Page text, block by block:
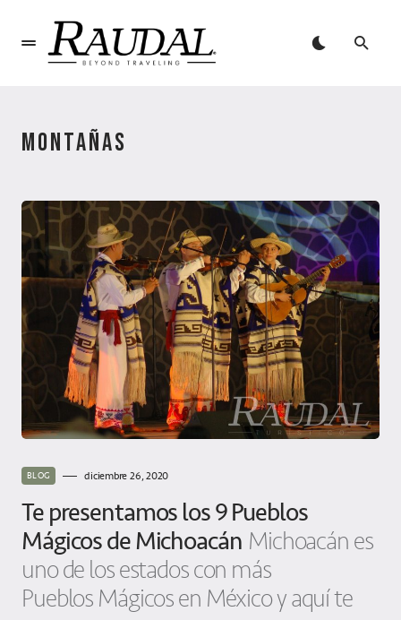
MONTAÑAS
BLOG diciembre 26, 2020
Te presentamos los 9 Pueblos
Mágicos de Michoacán Michoacán es
uno de los estados con más
Pueblos Mágicos en México y aquí te